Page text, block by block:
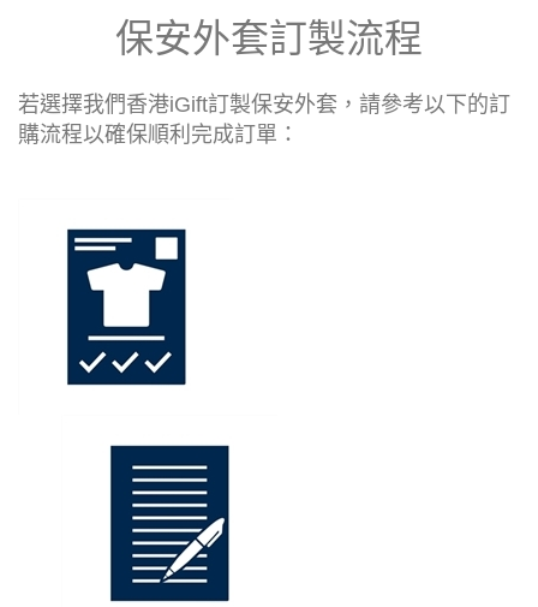
保安外套訂製流程
若選擇我們香港iGift訂製保安外套，請參考以下的訂
購流程以確保順利完成訂單：